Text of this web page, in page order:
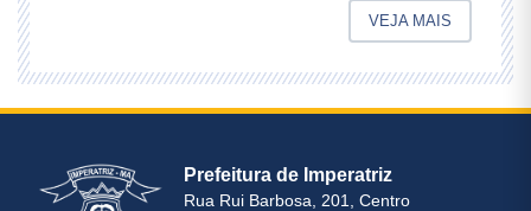
VEJA MAIS
Prefeitura de Imperatriz
Rua Rui Barbosa, 201, Centro